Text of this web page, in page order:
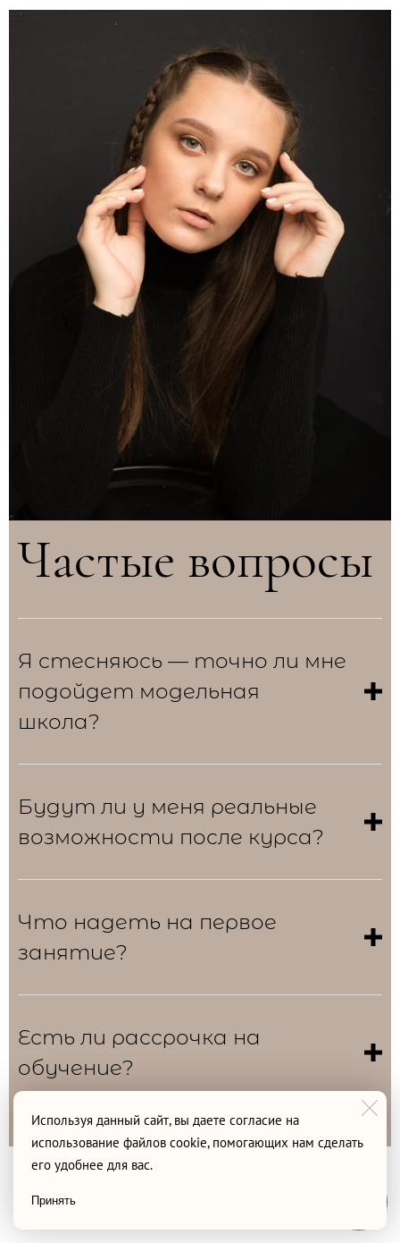
Частые вопросы
Я стесняюсь — точно ли мне
подойдет модельная
школа?
Будут ли у меня реальные
возможности после курса?
Что надеть на первое
занятие?
Есть ли рассрочка на
обучение?
Любые вопросы, кастинги и запись на обучение
Используя данный сайт, вы даете согласие на
использование файлов cookie, помогающих нам сделать
его удобнее для вас.
Принять